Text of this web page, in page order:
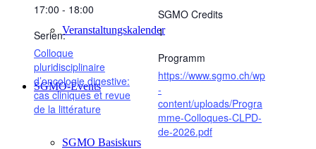
Veranstaltungskalender
SGMO-Events
SGMO Basiskurs
17:00 - 18:00
Serien:
Colloque
pluridisciplinaire
d’oncologie digestive:
cas cliniques et revue
de la littérature
SGMO Credits
1
Programm
https://www.sgmo.ch/wp
-
content/uploads/Progra
mme-Colloques-CLPD-
de-2026.pdf